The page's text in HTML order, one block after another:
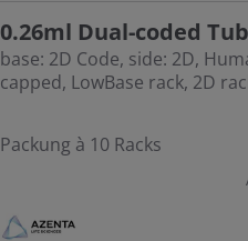
0.26ml Dual-coded
base: 2D Code, side: 2D,
capped, LowBase rack, 2D
Packung à 10 Racks